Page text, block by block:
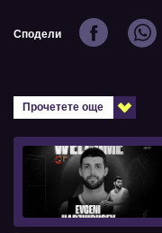
Сподели
Прочетете още